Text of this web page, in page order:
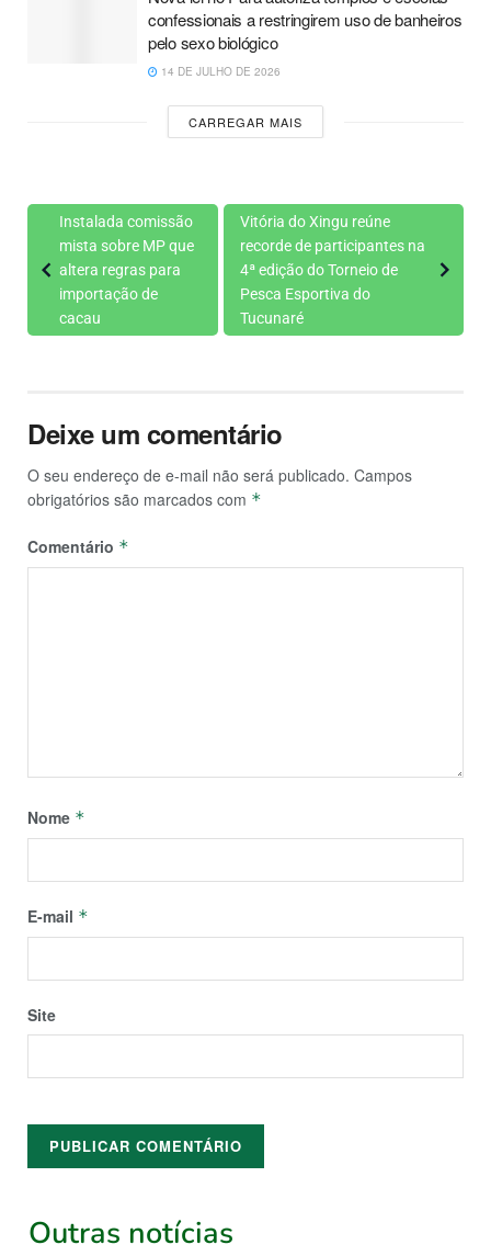
confessionais a restringirem uso de banheiros
pelo sexo biológico
14 DE JULHO DE 2026
CARREGAR MAIS
Instalada comissão
mista sobre MP que
altera regras para
importação de
cacau
Vitória do Xingu reúne
recorde de participantes na
4ª edição do Torneio de
Pesca Esportiva do
Tucunaré
Deixe um comentário
O seu endereço de e-mail não será publicado. Campos
obrigatórios são marcados com *
Comentário *
Nome *
E-mail *
Site
Outras notícias